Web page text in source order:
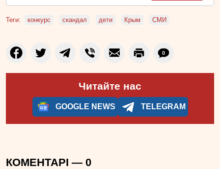
Теги: конкурс скандал дети Крым СМИ
0
Читайте нас
GOOGLE NEWS TELEGRAM
КОМЕНТАРІ — 0